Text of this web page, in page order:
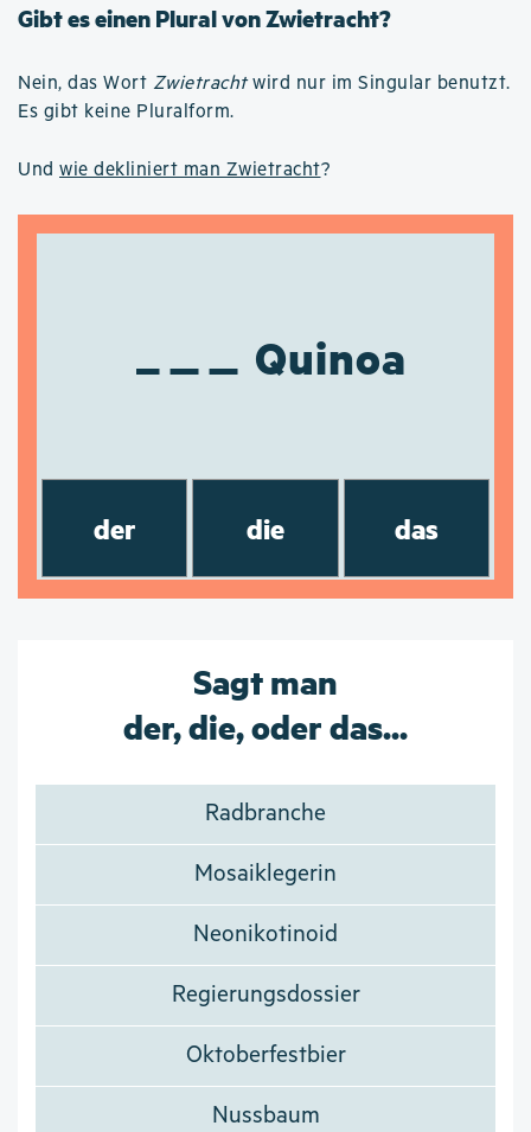
Gibt es einen Plural von Zwietracht?
Nein, das Wort Zwietrachtwird nur im Singular benutzt.
Es gibt keine Pluralform.
Und wie dekliniert man Zwietracht?
Quinoa
der die das
Sagt man
der, die, oder das...
Radbranche
Mosaiklegerin
Neonikotinoid
Regierungsdossier
Oktoberfestbier
Nussbaum